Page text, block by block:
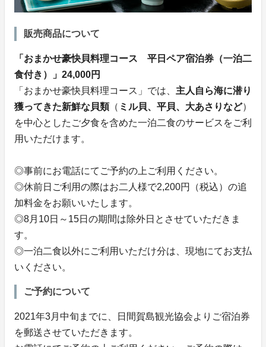
販売商品について
「おまかせ豪快貝料理コース 平日ペア宿泊券（一泊二
食付き）」24,000円
「おまかせ豪快貝料理コース」では、 主人自ら海に潜り
獲ってきた新鮮な貝類（ ミル貝、平貝、大あさりなど）
を中心としたご夕食を含めた一泊二食のサービスをご利
用いただけます。
◎事前にお電話にてご予約の上ご利用ください。
◎休前日ご利用の際はお二人様で2,200円（税込）の追
加料金をお願いいたします。
◎8月10日～15日の期間は除外日とさせていただきま
す。
◎一泊二食以外にご利用いただけ分は、現地にてお支払
いください。
ご予約について
2021年3月中旬までに、日間賀島観光協会よりご宿泊券
を郵送させていただきます。